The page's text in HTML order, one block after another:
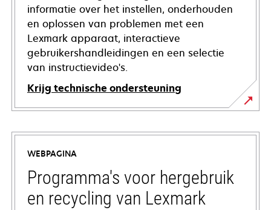
informatie over het instellen, onderhouden
en oplossen van problemen met een
Lexmark apparaat, interactieve
gebruikershandleidingen en een selectie
van instructievideo's.
Krijg technische ondersteuning
opens
in
new
tab
WEBPAGINA
Programma's voor hergebruik
en recycling van Lexmark